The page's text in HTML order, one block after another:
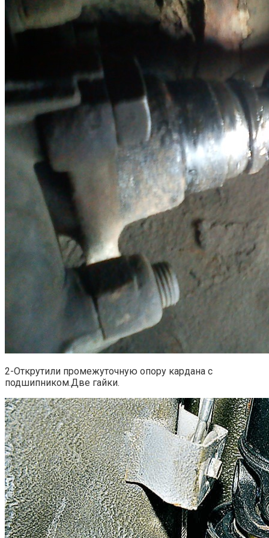
2-Открутили промежуточную опору кардана с
подшипником.Две гайки.